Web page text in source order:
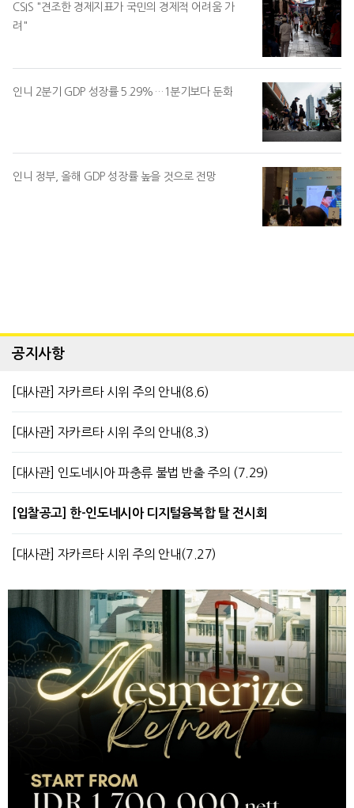
CSIS "견조한 경제지표가 국민의 경제적 어려움 가
려"
인니 2분기 GDP 성장률 5.29%…1분기보다 둔화
인니 정부, 올해 GDP 성장률 높을 것으로 전망
공지사항
[대사관] 자카르타 시위 주의 안내(8.6)
[대사관] 자카르타 시위 주의 안내(8.3)
[대사관] 인도네시아 파충류 불법 반출 주의 (7.29)
[입찰공고] 한-인도네시아 디지털융복합 탈 전시회
[대사관] 자카르타 시위 주의 안내(7.27)